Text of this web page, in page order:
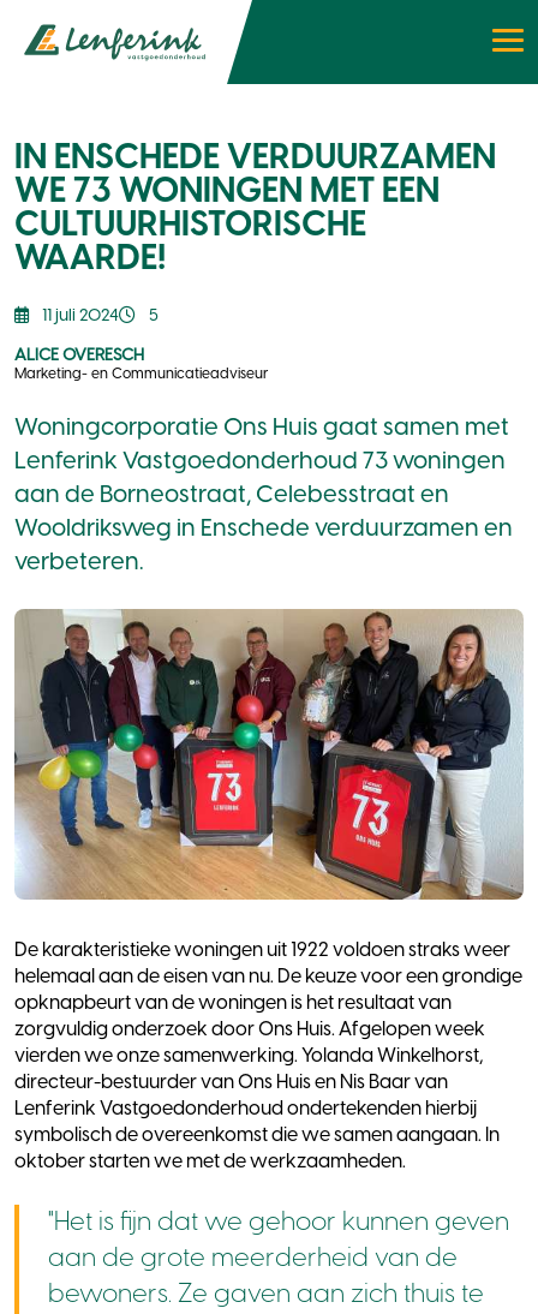
IN ENSCHEDE VERDUURZAMEN
WE 73 WONINGEN MET EEN
CULTUURHISTORISCHE
WAARDE!
ALICE OVERESCH
Marketing- en Communicatieadviseur
11 juli 2024 5
Woningcorporatie Ons Huis gaat samen met
Lenferink Vastgoedonderhoud 73 woningen
aan de Borneostraat, Celebesstraat en
Wooldriksweg in Enschede verduurzamen en
verbeteren.
De karakteristieke woningen uit 1922 voldoen straks weer
helemaal aan de eisen van nu. De keuze voor een grondige
opknapbeurt van de woningen is het resultaat van
zorgvuldig onderzoek door Ons Huis. Afgelopen week
vierden we onze samenwerking. Yolanda Winkelhorst,
directeur-bestuurder van Ons Huis en Nis Baar van
Lenferink Vastgoedonderhoud ondertekenden hierbij
symbolisch de overeenkomst die we samen aangaan. In
oktober starten we met de werkzaamheden.
"Het is fijn dat we gehoor kunnen geven
aan de grote meerderheid van de
bewoners. Ze gaven aan zich thuis te